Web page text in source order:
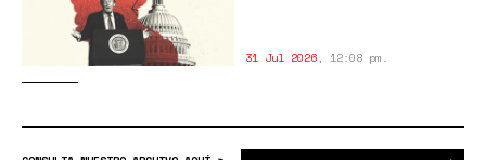
31 Jul 2026, 12:08 pm.